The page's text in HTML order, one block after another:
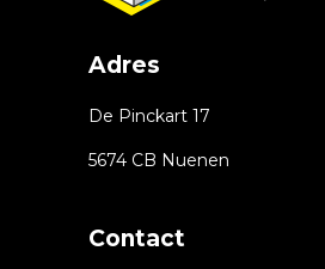
Adres
De Pinckart 17
5674 CB Nuenen
Contact